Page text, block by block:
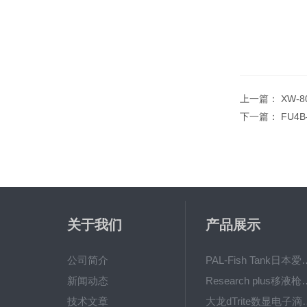
上一篇： XW-
下一篇：
关于我们
公司简介
新闻动态
技术文章
产品展示
PAL-Fish Tank
Research plus
大龙dTrite